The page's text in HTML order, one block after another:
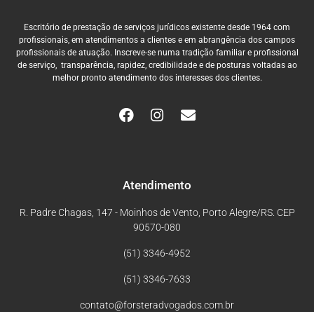
Atendimento
R. Padre Chagas, 147 - Moinhos de Vento, Porto Alegre/RS. CEP
90570-080
(51) 3346-4952
(51) 3346-7633
contato@forsteradvogados.com.br
Escritório de prestação de serviços jurídicos existente desde 1964 com
profissionais, em atendimentos a clientes e em abrangência dos campos
profissionais de atuação. Inscreve-se numa tradição familiar e profissional
de serviço, transparência, rapidez, credibilidade e de posturas voltadas ao
melhor pronto atendimento dos interesses dos clientes.